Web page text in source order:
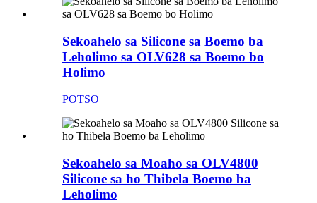
Sekoahelo sa Silicone sa Boemo ba
Leholimo sa OLV628 sa Boemo bo
Holimo
POTSO
Sekoahelo sa Moaho sa OLV4800
Silicone sa ho Thibela Boemo ba
Leholimo